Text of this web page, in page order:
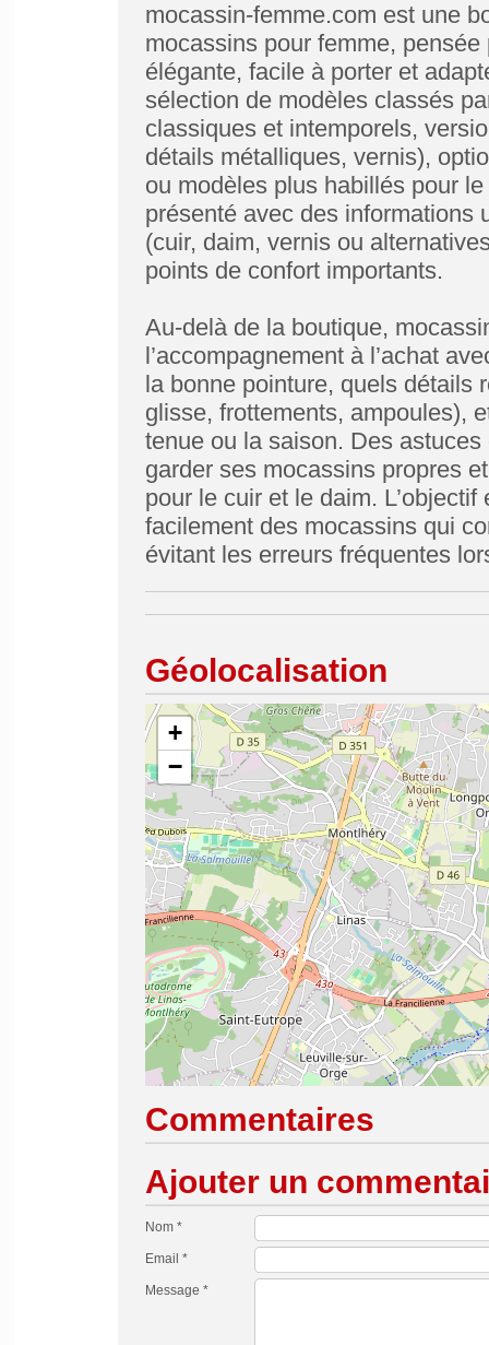
mocassin-femme.com est une
mocassins pour femme,
élégante, facile à porter et
sélection de modèles classés
classiques et intemporels,
détails métalliques, vernis),
ou modèles plus habillés pour
présenté avec des informations
(cuir, daim, vernis ou
points de confort importants.
Au-delà de la boutique,
l’accompagnement à l’achat
la bonne pointure, quels détails
glisse, frottements, ampoules),
tenue ou la saison. Des
garder ses mocassins propres
pour le cuir et le daim.
facilement des mocassins qui
évitant les erreurs fréquentes
Géolocalisation
+
−
Commentaires
Ajouter un
Nom *
Email *
Message *